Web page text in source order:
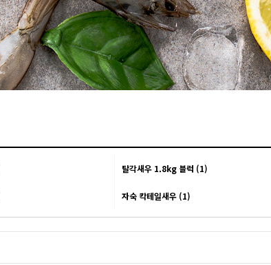
탈각새우 1.8kg 블럭 (1)
자숙 칵테일새우 (1)